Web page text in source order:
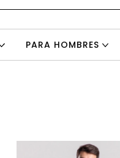
PARA HOMBRES